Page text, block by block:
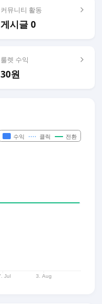
커뮤니티 활동
게시글 0
룰렛 수익
30원